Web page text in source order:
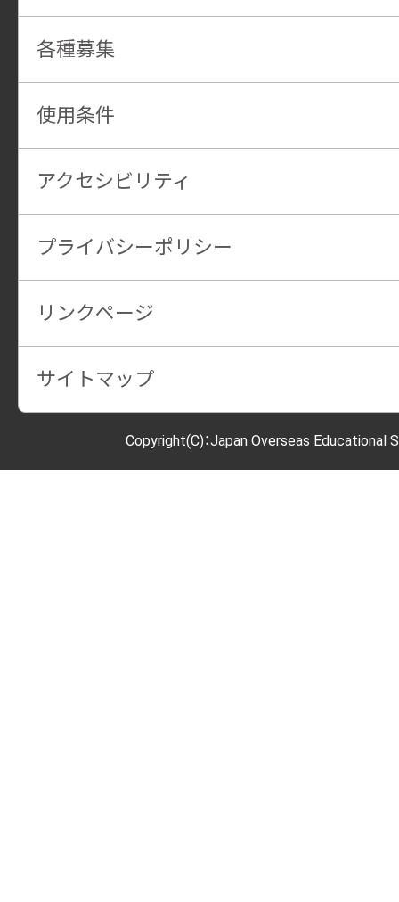
各種募集
使用条件
アクセシビリティ
プライバシーポリシー
リンクページ
サイトマップ
Copyright(C)：Japan Overseas Educational